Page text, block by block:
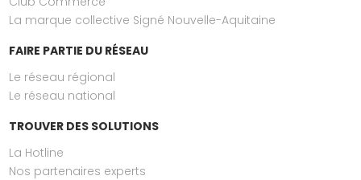
La marque collective Signé Nouvelle-Aquitaine
FAIRE PARTIE DU RÉSEAU
Le réseau régional
Le réseau national
TROUVER DES SOLUTIONS
La Hotline
Nos partenaires experts